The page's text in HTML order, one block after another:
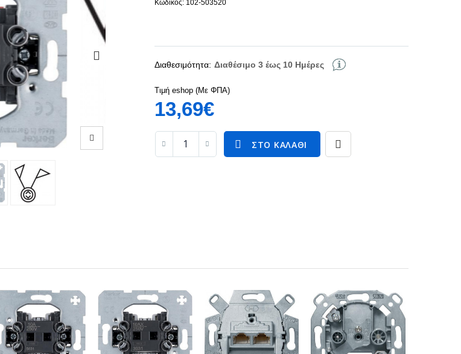
Κωδικός: 102-503520
Διαθεσιμότητα: Διαθέσιμο 3 έως 10 Ημέρες
Τιμή eshop (Με ΦΠΑ)
13,69€
ΣΤΟ ΚΑΛΆΘΙ